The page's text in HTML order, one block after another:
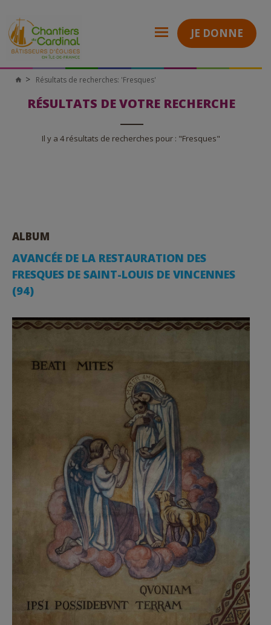
JE DONNE
Chantiers
Cardinal
Résultats de recherches: 'Fresques'
RÉSULTATS DE VOTRE RECHERCHE
Il y a 4 résultats de recherches pour : "Fresques"
ALBUM
AVANCÉE DE LA RESTAURATION DES
FRESQUES DE SAINT-LOUIS DE VINCENNES
(94)